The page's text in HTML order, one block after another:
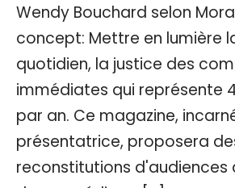
Wendy Bouchard selon
concept: Mettre en lumière
quotidien, la justice des
immédiates qui représente
par an. Ce magazine,
présentatrice, proposera
reconstitutions d'audiences